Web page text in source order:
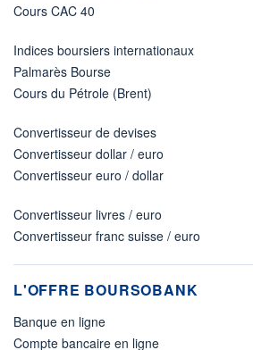
Cours CAC 40
Indices boursiers internationaux
Palmarès Bourse
Cours du Pétrole (Brent)
Convertisseur de devises
Convertisseur dollar / euro
Convertisseur euro / dollar
Convertisseur livres / euro
Convertisseur franc suisse / euro
L'OFFRE BOURSOBANK
Banque en ligne
Compte bancaire en ligne